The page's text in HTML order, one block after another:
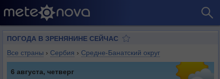
ПОГОДА В ЗРЕНЯНИНЕ СЕЙЧАС
Все страны › Сербия › Средне-Банатский округ
6 августа, четверг